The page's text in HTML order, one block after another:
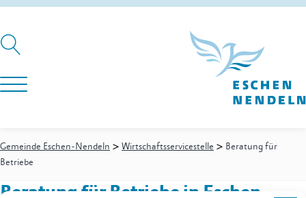
Gemeinde Eschen-Nendeln > Wirtschaftsservicestelle > Beratung für
Betriebe
Beratung für Betriebe in Eschen